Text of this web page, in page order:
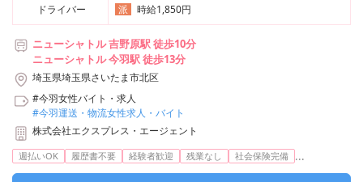
ドライバー 派 時給1,850円
ニューシャトル 吉野原駅 徒歩10分
ニューシャトル 今羽駅 徒歩13分
埼玉県埼玉県さいたま市北区
#今羽女性バイト・求人
#今羽運送・物流女性求人・バイト
株式会社エクスプレス・エージェント
週払いOK 履歴書不要 経験者歓迎 残業なし 社会保険完備 ...